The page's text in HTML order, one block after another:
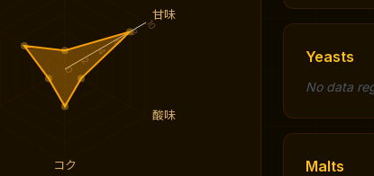
甘味
酸味
コク
0
2
4
6
8
10
Yeasts
No data
Malts